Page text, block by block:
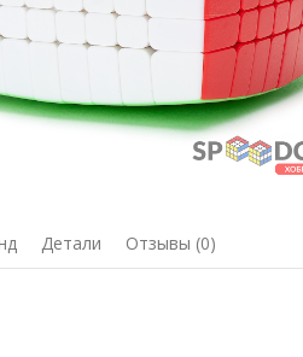
Детали Отзывы (0)